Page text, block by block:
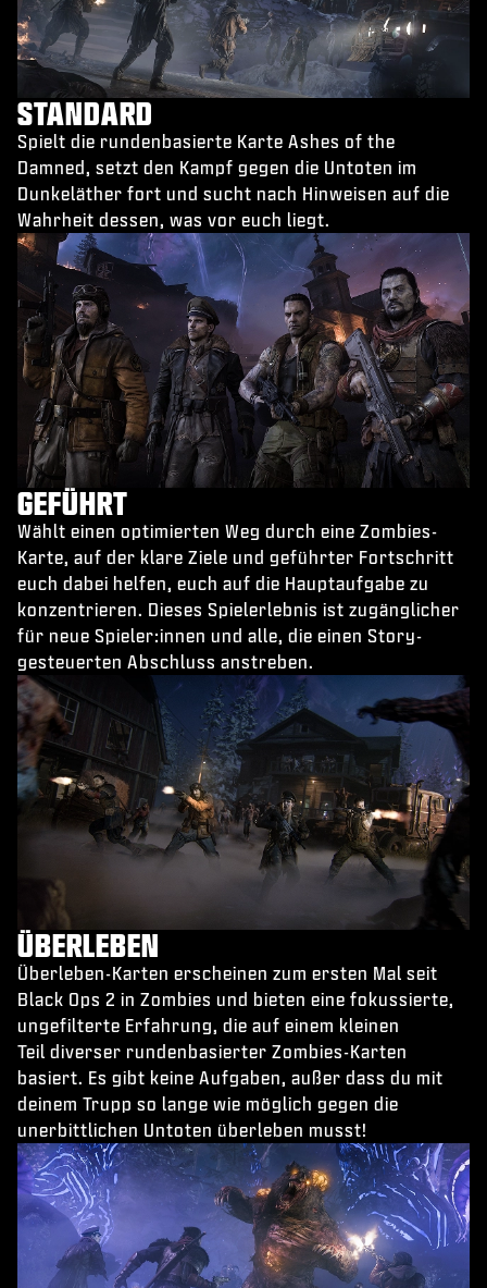
STANDARD
Spielt die rundenbasierte Karte Ashes of the
Damned, setzt den Kampf gegen die Untoten im
Dunkeläther fort und sucht nach Hinweisen auf die
Wahrheit dessen, was vor euch liegt.
GEFÜHRT
Wählt einen optimierten Weg durch eine Zombies-
Karte, auf der klare Ziele und geführter Fortschritt
euch dabei helfen, euch auf die Hauptaufgabe zu
konzentrieren. Dieses Spielerlebnis ist zugänglicher
für neue Spieler:innen und alle, die einen Story-
gesteuerten Abschluss anstreben.
ÜBERLEBEN
Überleben-Karten erscheinen zum ersten Mal seit
Black Ops 2 in Zombies und bieten eine fokussierte,
ungefilterte Erfahrung, die auf einem kleinen
Teil diverser rundenbasierter Zombies-Karten
basiert. Es gibt keine Aufgaben, außer dass du mit
deinem Trupp so lange wie möglich gegen die
unerbittlichen Untoten überleben musst!